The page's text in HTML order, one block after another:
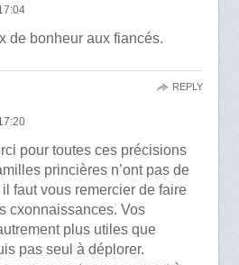
de bonheur aux fiancés.
pour toutes ces précisions
princières n’ont pas de
faut vous remercier de faire
cxonnaissances. Vos
plus utiles que
pas seul à déplorer.
REPLY